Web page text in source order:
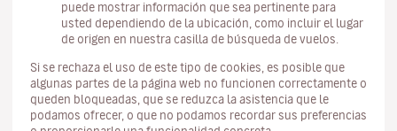
puede mostrar información que sea pertinente para
usted dependiendo de la ubicación, como incluir el lugar
de origen en nuestra casilla de búsqueda de vuelos.
Si se rechaza el uso de este tipo de cookies, es posible que
algunas partes de la página web no funcionen correctamente o
queden bloqueadas, que se reduzca la asistencia que le
podamos ofrecer, o que no podamos recordar sus preferencias